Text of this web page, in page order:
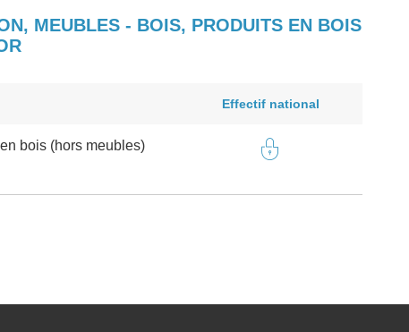
MEUBLES - BOIS, PRODUITS EN BOIS
Effectif national
bois (hors meubles)